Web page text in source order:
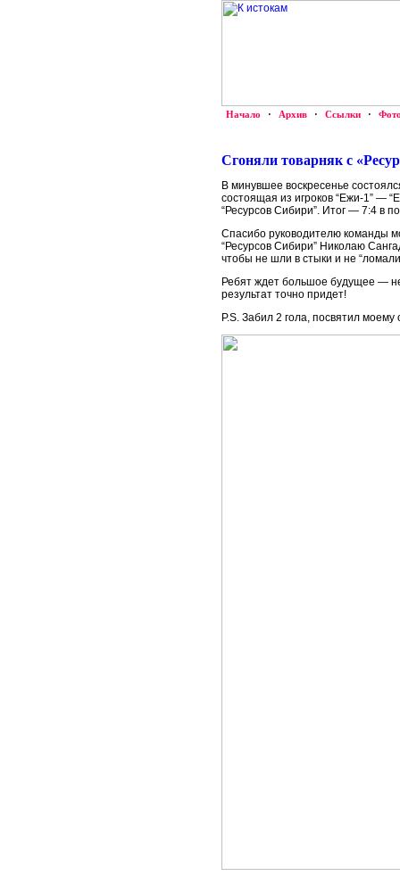
Начало · Архив · Ссылки ·
Сгоняли товарняк с
В минувшее воскресенье
состоящая из игроков “Ежи-1” —
“Ресурсов Сибири”. Итог — 7:4 в
Спасибо руководителю команды
“Ресурсов Сибири” Николаю
чтобы не шли в стыки и не
Ребят ждет большое будущее —
результат точно придет!
P.S. Забил 2 гола, посвятил